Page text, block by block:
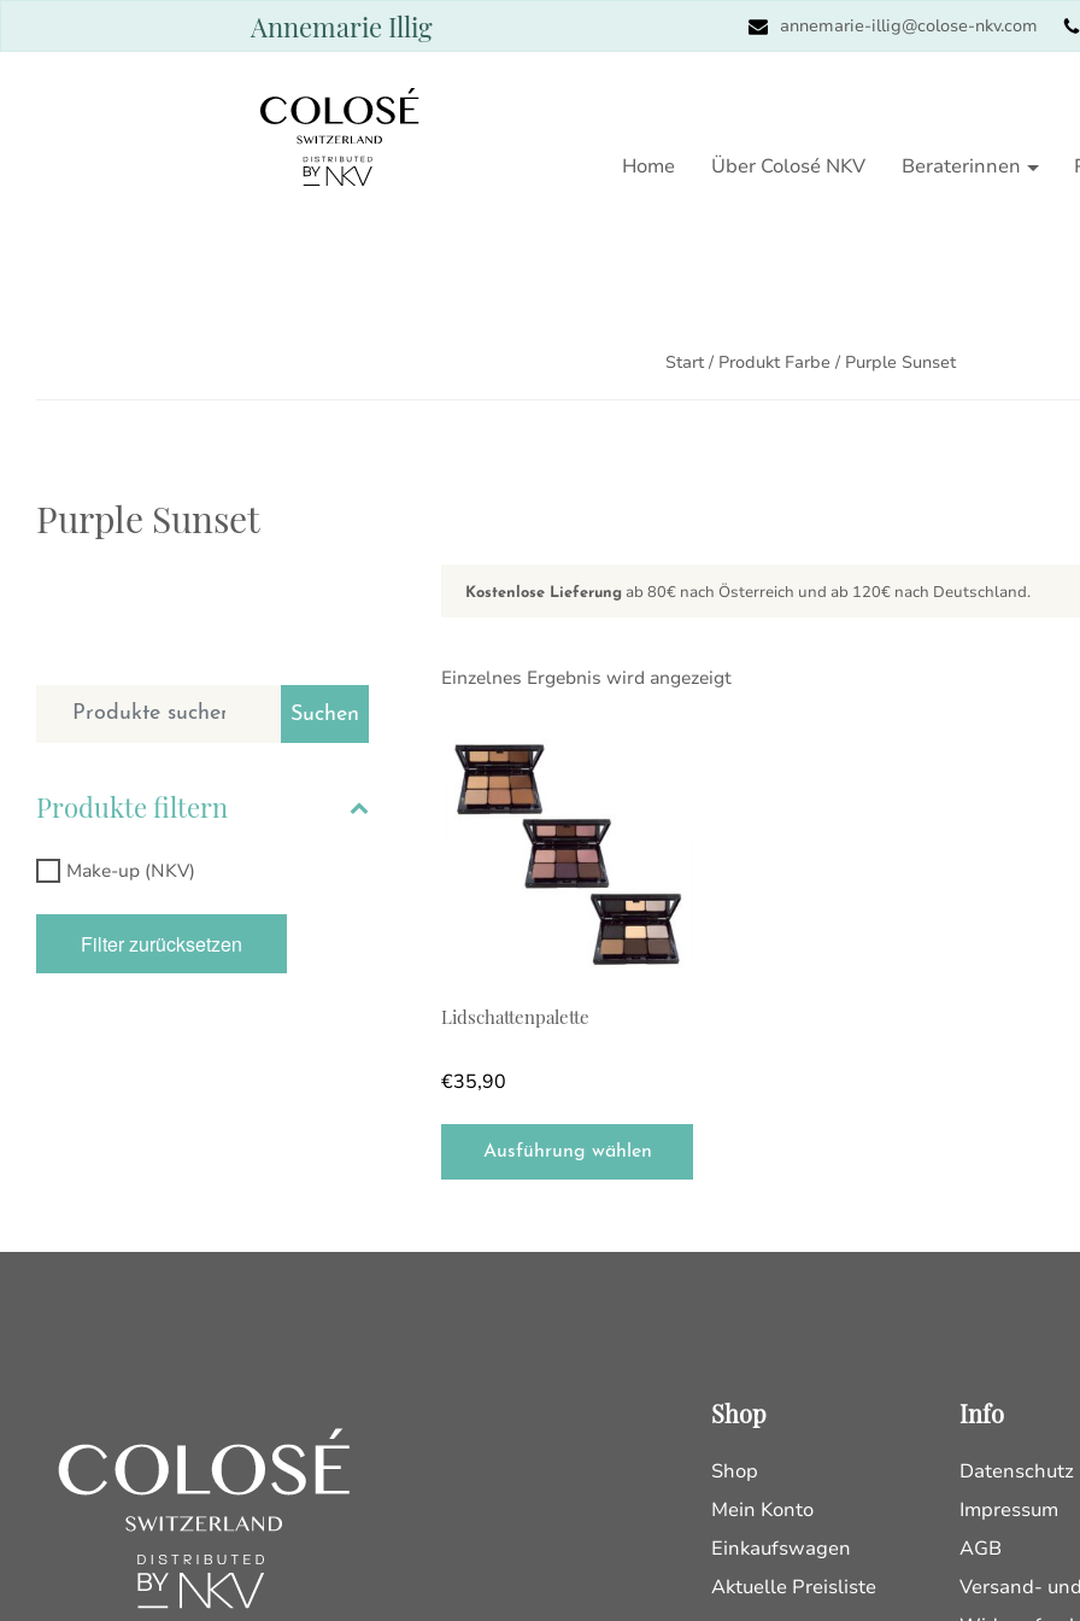
Annemarie Illig annemarie-illig@colose-nkv.com
Home Über Colosé NKV Beraterinnen
Start/ Produkt Farbe / Purple Sunset
Purple Sunset
Suchen nach:
Suchen
Produkte filtern
Make-up (NKV)
Filter zurücksetzen
Kostenlose Lieferung ab 80€ nach Österreich und ab 120€ nach Deutschland.
Einzelnes Ergebnis wird angezeigt
Lidschattenpalette
€35,90
Ausführung wählen
Shop
Shop
Mein Konto
Einkaufswagen
Aktuelle Preisliste
Info
Datenschutz
Impressum
AGB
Versand-